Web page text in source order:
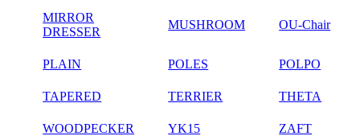
MIRROR
DRESSER
MUSHROOM OU-Chair
PLAIN POLES POLPO
TAPERED TERRIER THETA
WOODPECKER YK15 ZAFT